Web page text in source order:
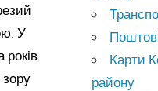
У
років
Карти
району